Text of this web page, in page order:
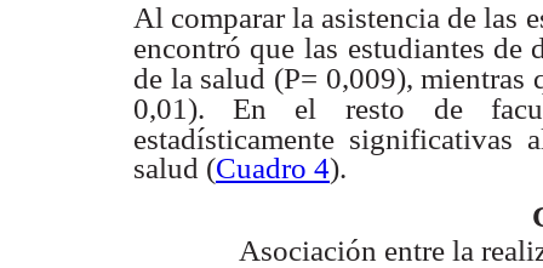
Al comparar la asistencia de las
encontró que las estudiantes de
de la salud (P= 0,009), mientras
0,01). En el resto
de
estadísticamente significativas
salud (Cuadro 4).
Asociación entre la